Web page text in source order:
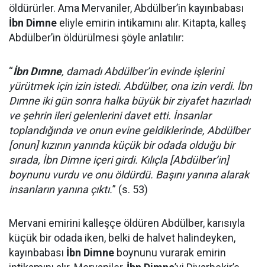
öldürürler. Ama Mervaniler, Abdülber’in kayınbabası
İbn Dimne eliyle emirin intikamını alır. Kitapta, kalleş
Abdülber’in öldürülmesi şöyle anlatılır:
“İbn Dımne, damadı Abdülber’in evinde işlerini
yürütmek için izin istedi. Abdülber, ona izin verdi. İbn
Dımne iki gün sonra halka büyük bir ziyafet hazırladı
ve şehrin ileri gelenlerini davet etti. İnsanlar
toplandığında ve onun evine geldiklerinde, Abdülber
[onun] kızının yanında küçük bir odada olduğu bir
sırada, İbn Dimne içeri girdi. Kılıçla [Abdülber’in]
boynunu vurdu ve onu öldürdü. Başını yanına alarak
insanların yanına çıktı.” (s. 53)
Mervani emirini kalleşçe öldüren Abdülber, karısıyla
küçük bir odada iken, belki de halvet halindeyken,
kayınbabası İbn Dimne boynunu vurarak emirin